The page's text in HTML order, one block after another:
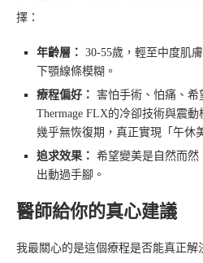
擇：
年齡層： 30-55歲，輕至中度肌
下顎線條模糊。
療程偏好： 害怕手術、怕痛、
Thermage FLX的冷卻技術與震
幾乎無恢復期，真正實現「午休
追求效果： 希望變美是自然而
出動過手腳。
醫師給你的真心建議
我最關心的是這個療程是否能真正解